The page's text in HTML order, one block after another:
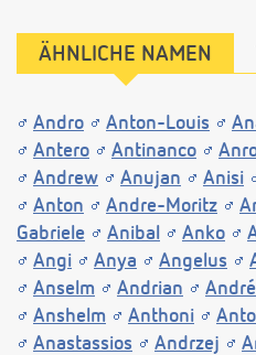
ÄHNLICHE NAMEN
Andro Anton-Louis
Antero
Antinanco
Andrew
Anujan Anisi
Anton
Andre-Moritz
Gabriele
Anibal Anko
Angi
Anya Angelus
Anselm
Andrian
Anshelm
Anthoni
Anastassios
Andrzej